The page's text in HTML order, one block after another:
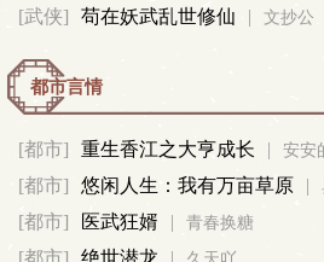
[武侠] 苟在妖武乱世修仙 | 文抄公
都市言情
[都市] 重生香江之大亨成长 | 安安
[都市] 悠闲人生：我有万亩草原 |
[都市] 医武狂婿 | 青春换糖
[都市] 绝世潜龙 |